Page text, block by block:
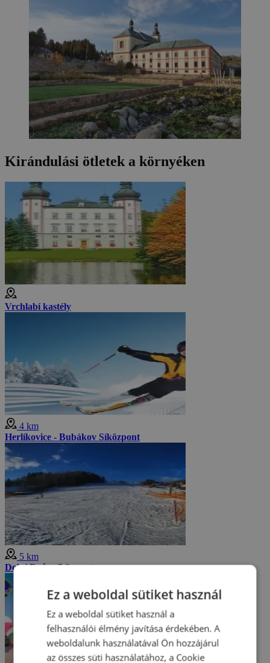
Kirándulási ötletek a környéken
Vrchlabí kastély
4 km
Herlíkovice - Bubákov Síközpont
5 km
Dolní Dvůr síközpont
Ez a weboldal sütiket használ
Ez a weboldal sütiket használ a
felhasználói élmény javítása érdekében. A
weboldalunk használatával Ön hozzájárul
az összes süti használatához, a Cookie